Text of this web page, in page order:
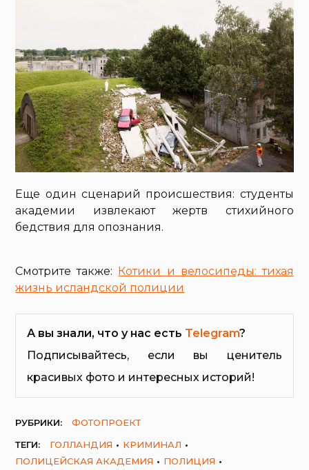
Еще один сценарий происшествия: студенты
академии извлекают жертв стихийного
бедствия для опознания.
Смотрите также:
Котики и велосипеды: тихая
жизнь исландской полиции
А вы знали, что у нас есть Telegram?
Подписывайтесь, если вы ценитель
красивых фото и интересных историй!
РУБРИКИ:
ФОТОПРОЕКТ
ТЕГИ:
ГОЛЛАНДИЯ
КРИМИНАЛ
ПОЛИЦЕЙСКАЯ АКАДЕМИЯ
ПОЛИЦИЯ